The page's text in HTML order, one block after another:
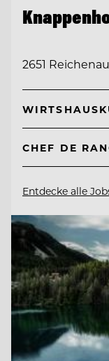
2651
CHEF DE
Entdecke alle